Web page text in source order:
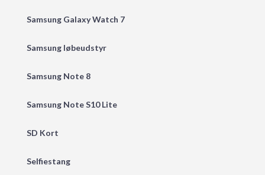
Samsung Galaxy Watch 7
Samsung løbeudstyr
Samsung Note 8
Samsung Note S10 Lite
SD Kort
Selfiestang